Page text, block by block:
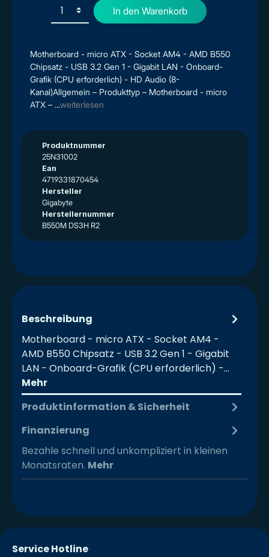
Motherboard - micro ATX - Socket AM4 - AMD B550
Chipsatz - USB 3.2 Gen 1 - Gigabit LAN - Onboard-
Grafik (CPU erforderlich) - HD Audio (8-
Kanal)Allgemein – Produkttyp – Motherboard - micro
ATX – ...weiterlesen
Produktnummer
25N31002
Ean
4719331870454
Hersteller
Gigabyte
Herstellernummer
B550M DS3H R2
In den Warenkorb
Beschreibung
Motherboard - micro ATX - Socket AM4 -
AMD B550 Chipsatz - USB 3.2 Gen 1 - Gigabit
LAN - Onboard-Grafik (CPU erforderlich) -…
Mehr
Produktinformation & Sicherheit
Finanzierung
Bezahle schnell und unkompliziert in kleinen
Monatsraten. Mehr
Service Hotline